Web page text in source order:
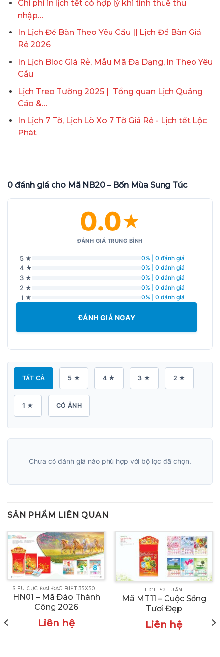
Chi phí in lịch tết có hợp lý khi tính thuế thu
nhập…
In Lịch Để Bàn Theo Yêu Cầu || Lịch Để Bàn Giá
Rẻ 2026
In Lịch Bloc Giá Rẻ, Mẫu Mã Đa Dạng, In Theo Yêu
Cầu
Lịch Treo Tường 2025 || Tổng quan Lịch Quảng
Cáo &…
In Lịch 7 Tờ, Lịch Lò Xo 7 Tờ Giá Rẻ - Lịch tết Lộc
Phát
0 đánh giá cho Mã NB20 – Bốn Mùa Sung Túc
0.0★
ĐÁNH GIÁ TRUNG BÌNH
5 ★ 0% | 0 đánh giá
4 ★ 0% | 0 đánh giá
3 ★ 0% | 0 đánh giá
2 ★ 0% | 0 đánh giá
1 ★ 0% | 0 đánh giá
ĐÁNH GIÁ NGAY
TẤT CẢ 5 ★ 4 ★ 3 ★ 2 ★
1 ★ CÓ ẢNH
Chưa có đánh giá nào phù hợp với bộ lọc đã chọn.
SẢN PHẨM LIÊN QUAN
SIÊU CỰC ĐẠI ĐẶC BIỆT 35X50CM
HN01 – Mã Đáo Thành
Công 2026
Liên hệ
LỊCH 52 TUẦN
Mã MT11 – Cuộc Sống
Tươi Đẹp
Liên hệ